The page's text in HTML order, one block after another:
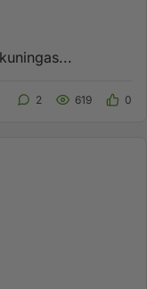
-Ismo on kuningas...
2 619 0